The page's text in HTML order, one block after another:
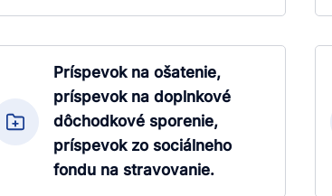
Príspevok na ošatenie,
príspevok na doplnkové
dôchodkové sporenie,
príspevok zo sociálneho
fondu na stravovanie.